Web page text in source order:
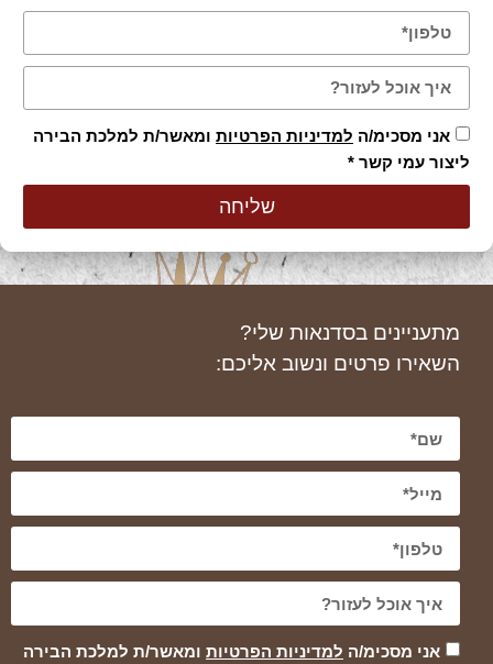
אני מסכימ/ה למדיניות הפרטיות ומאשר/ת למלכת הבירה
ליצור עמי קשר *
שליחה
מתעניינים בסדנאות שלי?
השאירו פרטים ונשוב אליכם:
אני מסכימ/ה למדיניות הפרטיות ומאשר/ת למלכת הבירה